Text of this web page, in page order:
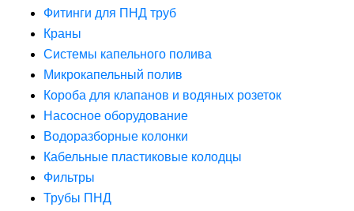
Фитинги для ПНД труб
Краны
Системы капельного полива
Микрокапельный полив
Короба для клапанов и водяных розеток
Насосное оборудование
Водоразборные колонки
Кабельные пластиковые колодцы
Фильтры
Трубы ПНД